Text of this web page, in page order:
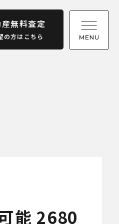
無料査定
の方はこちら
能 2680